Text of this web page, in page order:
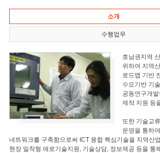
소개
수행업무
호남권지역
위하여 지역
로드맵 기반
수요기반 기
공동연구개
제작 지원 등
또한 기술교
운영을 통하
네트워크를 구축함으로써 ICT 융합 핵심기술을 지역산
현장 밀착형 애로기술지원, 기술상담, 정보제공 등을 통